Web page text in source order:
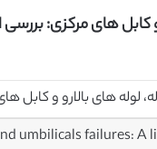
کابل های مرکزی:
لوله های بالارو و کابل
umbilicals failures: A